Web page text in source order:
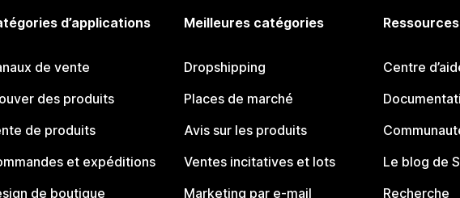
d’applications
de vente
des produits
de produits
et expéditions
de boutique
Meilleures catégories
Dropshipping
Places de marché
Avis sur les produits
Ventes incitatives et lots
Marketing par e-mail
Ressources
Centre
Le blog de
Recherche